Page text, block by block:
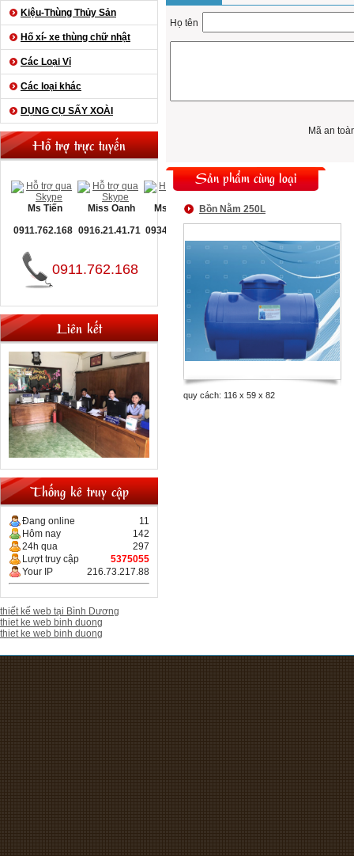
Kiệu-Thùng Thủy Sản
Hố xí- xe thùng chữ nhật
Các Loại Vỉ
Các loại khác
DỤNG CỤ SẤY XOÀI
Hỗ trợ trực tuyến
Ms Tiến
0911.762.168
Miss Oanh
0916.21.41.71
Ms Nguyệt
0934.093.660
0911.762.168
Liên kết
Thống kê truy cập
Đang online
11
Hôm nay
142
24h qua
297
Lượt truy cập
5375055
Your IP
216.73.217.88
thiết kế web tại Bình Dương
thiet ke web binh duong
thiet ke web binh duong
Họ tên
Mã an
Sản phẩm cùng loại
Bồn Nằm 250L
quy cách: 116 x 59 x 82